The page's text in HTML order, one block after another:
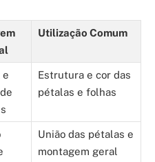
Utilização Comum
e
Estrutura e cor das
pétalas e folhas
União das pétalas e
montagem geral